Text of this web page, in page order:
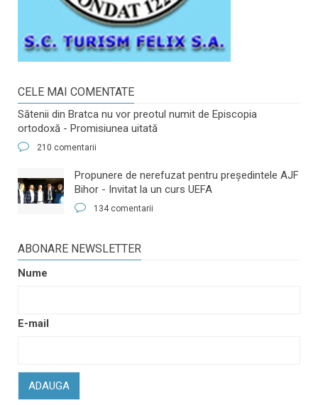
CELE MAI COMENTATE
Sătenii din Bratca nu vor preotul numit de Episcopia
ortodoxă - Promisiunea uitată
210 comentarii
​Propunere de nerefuzat pentru preşedintele AJF
Bihor - Invitat la un curs UEFA
134 comentarii
ABONARE NEWSLETTER
Nume
E-mail
ADAUGA